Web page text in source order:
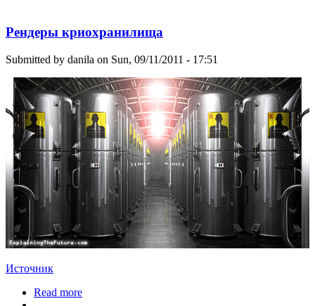
Рендеры криохранилища
Submitted by danila on Sun, 09/11/2011 - 17:51
Источник
Read more